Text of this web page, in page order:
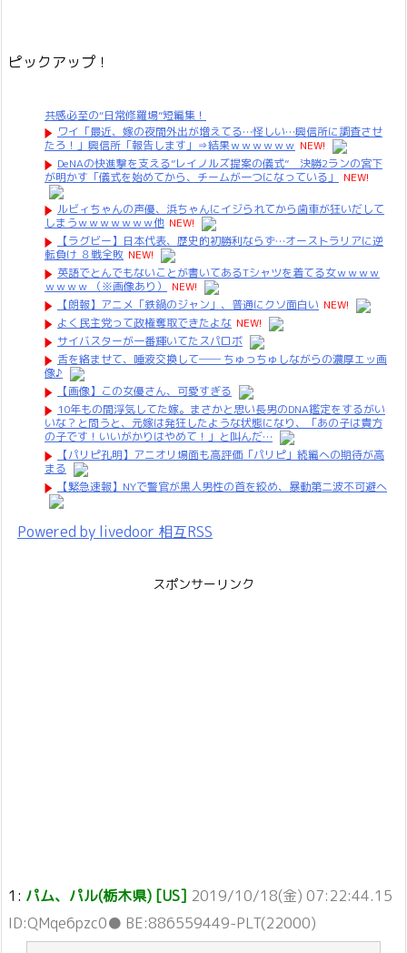
ピックアップ！
共感必至の“日常修羅場”短編集！
ワイ「最近、嫁の夜間外出が増えてる…怪しい…興信所に調査させ
たろ！」興信所「報告します」⇒結果ｗｗｗｗｗｗ NEW!
DeNAの快進撃を支える”レイノルズ提案の儀式” 決勝2ランの宮下
が明かす「儀式を始めてから、チームが一つになっている」
NEW!
ルビィちゃんの声優、浜ちゃんにイジられてから歯車が狂いだして
しまうｗｗｗｗｗｗｗ他 NEW!
【ラグビー】日本代表、歴史的初勝利ならず…オーストラリアに逆
転負け ８戦全敗 NEW!
英語でとんでもないことが書いてあるTシャツを着てる女ｗｗｗｗ
ｗｗｗｗ （※画像あり）
NEW!
【朗報】アニメ「鉄鍋のジャン」、普通にクソ面白い NEW!
よく民主党って政権奪取できたよな NEW!
サイバスターが一番輝いてたスパロボ
舌を絡ませて、唾液交換して── ちゅっちゅしながらの濃厚エッ画
像♪
【画像】この女優さん、可愛すぎる
10年もの間浮気してた嫁。まさかと思い長男のDNA鑑定をするがい
いな？と問うと、元嫁は発狂したような状態になり、「あの子は貴方
の子です！いいがかりはやめて！」と叫んだ…
【パリピ孔明】アニオリ場面も高評価「パリピ」続編への期待が高
まる
【緊急速報】NYで警官が黒人男性の首を絞め、暴動第二波不可避へ
Powered by livedoor 相互RSS
スポンサーリンク
1: パム、パル(栃木県) [US] 2019/10/18(金) 07:22:44.15
ID:QMqe6pzc0● BE:886559449-PLT(22000)